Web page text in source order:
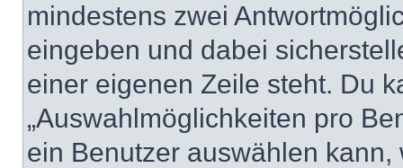
mindestens zwei
eingeben und dabei
einer eigenen Zeile steht. Du
„Auswahlmöglichkeiten pro
ein Benutzer auswählen